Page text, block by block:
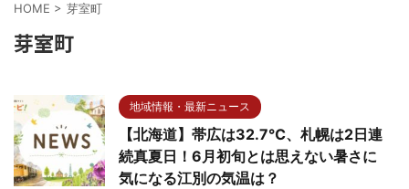
HOME > 芽室町
芽室町
地域情報・最新ニュース
【北海道】帯広は32.7℃、札幌は2日連
続真夏日！6月初旬とは思えない暑さに
気になる江別の気温は？